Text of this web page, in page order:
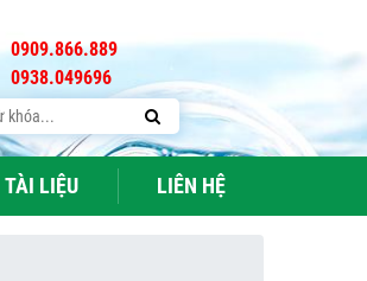
0909.866.889
0938.049696
TÀI LIỆU LIÊN HỆ